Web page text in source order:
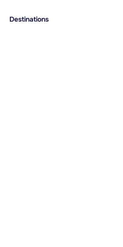
Destinations